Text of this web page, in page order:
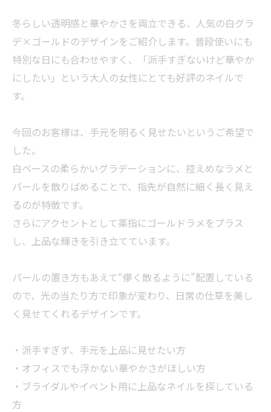
冬らしい透明感と華やかさを両立できる、人気の白グラ
デ×ゴールドのデザインをご紹介します。普段使いにも
特別な日にも合わせやすく、「派手すぎないけど華やか
にしたい」という大人の女性にとても好評のネイルで
す。
今回のお客様は、手元を明るく見せたいというご希望で
した。
白ベースの柔らかいグラデーションに、控えめなラメと
パールを散りばめることで、指先が自然に細く長く見え
るのが特徴です。
さらにアクセントとして薬指にゴールドラメをプラス
し、上品な輝きを引き立てています。
パールの置き方もあえて“儚く散るように”配置している
ので、光の当たり方で印象が変わり、日常の仕草を美し
く見せてくれるデザインです。
・派手すぎず、手元を上品に見せたい方
・オフィスでも浮かない華やかさがほしい方
・ブライダルやイベント用に上品なネイルを探している
方